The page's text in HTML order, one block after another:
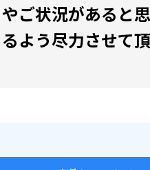
やご状況があると
るよう尽力させて頂